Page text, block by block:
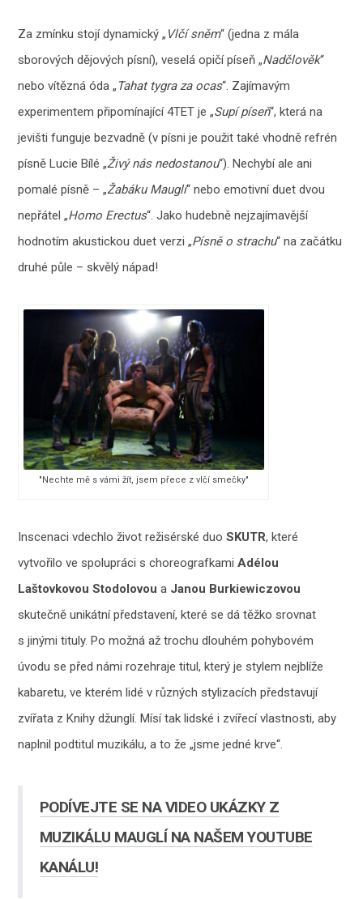
Za zmínku stojí dynamický „ Vlčí sněm“ (jedna z mála
sborových dějových písní), veselá opičí píseň „Nadčlověk“
nebo vítězná óda „ Tahat tygra za ocas“. Zajímavým
experimentem připomínající 4TET je „Supí píseň“, která na
jevišti funguje bezvadně (v písni je použit také vhodně refrén
písně Lucie Bílé „Živý nás nedostanou“). Nechybí ale ani
pomalé písně – „Žabáku Mauglí“ nebo emotivní duet dvou
nepřátel „Homo Erectus“. Jako hudebně nejzajímavější
hodnotím akustickou duet verzi „Písně o strachu“ na začátku
druhé půle – skvělý nápad!
"Nechte mě s vámi žít, jsem přece z vlčí smečky"
Inscenaci vdechlo život režisérské duoSKUTR, které
vytvořilo ve spolupráci s choreografkami Adélou
Laštovkovou Stodolovou a Janou Burkiewiczovou
skutečně unikátní představení, které se dá těžko srovnat
s jinými tituly. Po možná až trochu dlouhém pohybovém
úvodu se před námi rozehraje titul, který je stylem nejblíže
kabaretu, ve kterém lidé v různých stylizacích představují
zvířata z Knihy džunglí. Mísí tak lidské i zvířecí vlastnosti, aby
naplnil podtitul muzikálu, a to že „jsme jedné krve“.
PODÍVEJTE SE NA VIDEO UKÁZKY Z
MUZIKÁLU MAUGLÍ NA NAŠEM YOUTUBE
KANÁLU!